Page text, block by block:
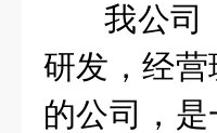
我公司
研发，经营
的公司，